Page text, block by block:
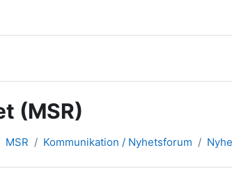
(MSR)
MSR Kommunikation / Nyhetsforum